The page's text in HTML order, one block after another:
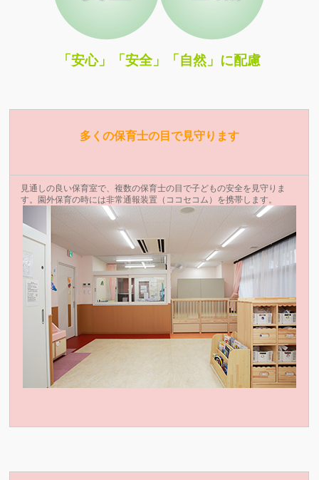
「安心」「安全」「自然」に配慮
多くの保育士の目で見守ります
見通しの良い保育室で、複数の保育士の目で子どもの安全を見守りま
す。園外保育の時には非常通報装置（ココセコム）を携帯します。